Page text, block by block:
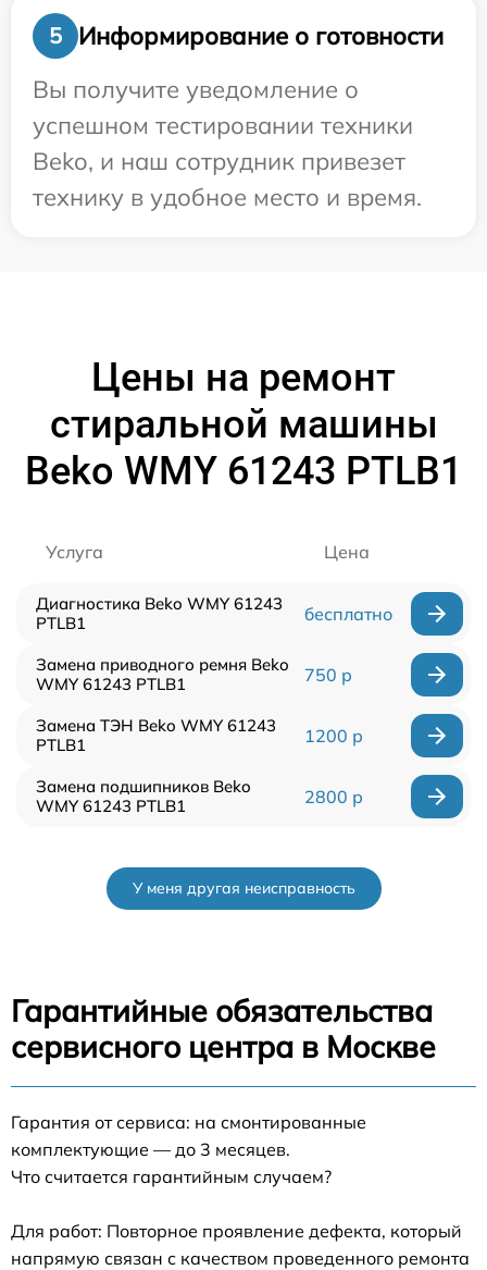
5
Информирование о готовности
Вы получите уведомление о
успешном тестировании техники
Beko, и наш сотрудник привезет
технику в удобное место и время.
Цены на ремонт
стиральной машины
Beko WMY 61243 PTLB1
Услуга Цена
Диагностика Beko WMY 61243
PTLB1
бесплатно
Замена приводного ремня Beko
WMY 61243 PTLB1
750 р
Замена ТЭН Beko WMY 61243
PTLB1
1200 р
Замена подшипников Beko
WMY 61243 PTLB1
2800 р
У меня другая неисправность
Гарантийные обязательства
сервисного центра в Москве
Гарантия от сервиса: на смонтированные
комплектующие — до 3 месяцев.
Что считается гарантийным случаем?
Для работ: Повторное проявление дефекта, который
напрямую связан с качеством проведенного ремонта